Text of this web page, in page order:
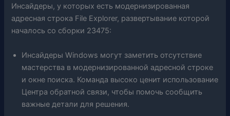
Инсайдеры, у которых есть модернизированная
адресная строка File Explorer, развертывание которой
началось со сборки 23475:
Инсайдеры Windows могут заметить отсутствие
мастерства в модернизированной адресной строке
и окне поиска. Команда высоко ценит использование
Центра обратной связи, чтобы помочь сообщить
важные детали для решения.